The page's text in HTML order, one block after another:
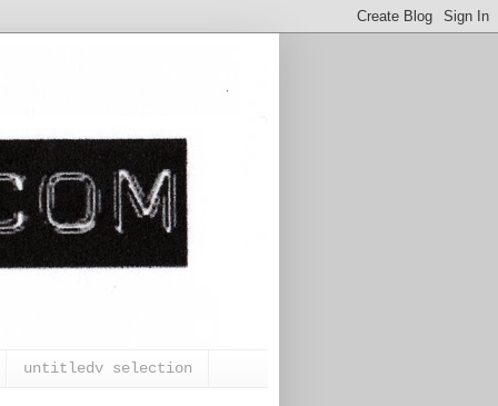
untitledv selection